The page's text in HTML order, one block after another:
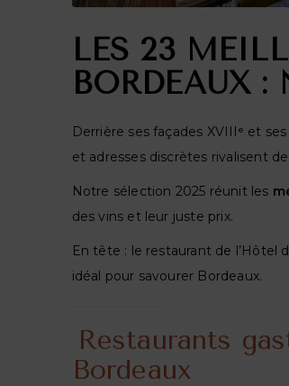
LES 23
BORDEAUX :
Derrière ses façades XVIIIᵉ et
et adresses discrètes rivalisent
Notre sélection 2025 réunit les
des vins et leur juste prix.
En tête : le restaurant de l’Hôtel
idéal pour savourer Bordeaux.
Restaurants
Bordeaux